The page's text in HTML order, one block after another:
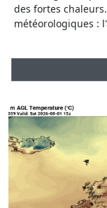
des fortes
météorologiques :